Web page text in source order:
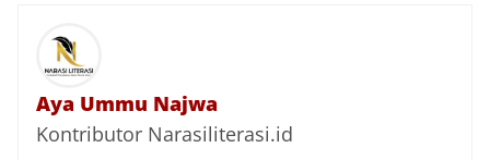
Aya Ummu Najwa
Kontributor Narasiliterasi.id